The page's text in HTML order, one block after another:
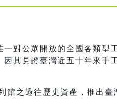
對公眾開放的全國各類型
其見證臺灣近五十年來手
館之過往歷史資產，推出臺